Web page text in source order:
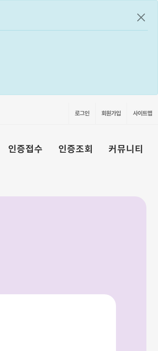
공지
로그인 회원가입 사이트맵
인증접수 인증조회 커뮤니티